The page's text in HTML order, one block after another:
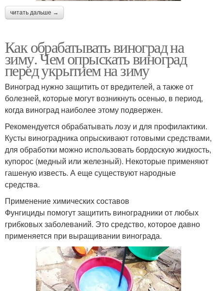
читать дальше →
Как обрабатывать виноград на
зиму. Чем опрыскать виноград
перед укрытием на зиму
Виноград нужно защитить от вредителей, а также от
болезней, которые могут возникнуть осенью, в период,
когда виноград наиболее этому подвержен.
Рекомендуется обрабатывать лозу и для профилактики.
Кусты виноградника опрыскивают готовыми средствами,
для обработки можно использовать бордоскую жидкость,
купорос (медный или железный). Некоторые применяют
гашеную известь. А еще существуют народные
средства.
Применение химических составов
Фунгициды помогут защитить виноградники от любых
грибковых заболеваний. Это средство, которое давно
применяется при выращивании винограда.